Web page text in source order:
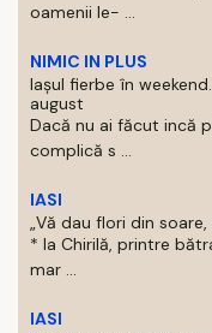
oamenii le- ...
NIMIC IN PLUS
Iașul fierbe în
august
Dacă nu ai făcut incă
complică s ...
IASI
„Vă dau flori din soare,
* la Chirilă, printre
mar ...
IASI